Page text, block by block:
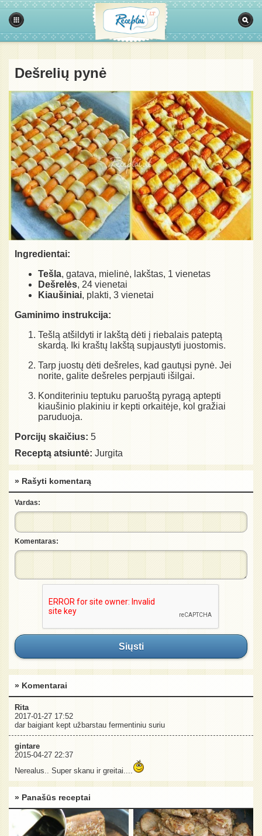
Dešrelių pynė
Ingredientai:
Tešla, gatava, mielinė, lakštas, 1 vienetas
Dešrelės, 24 vienetai
Kiaušiniai, plakti, 3 vienetai
Gaminimo instrukcija:
Tešlą atšildyti ir lakštą dėti į riebalais pateptą
skardą. Iki kraštų lakštą supjaustyti juostomis.
Tarp juostų dėti dešreles, kad gautųsi pynė. Jei
norite, galite dešreles perpjauti išilgai.
Konditeriniu teptuku paruoštą pyragą aptepti
kiaušinio plakiniu ir kepti orkaitėje, kol gražiai
paruduoja.
Porcijų skaičius: 5
Receptą atsiuntė: Jurgita
» Rašyti komentarą
Vardas:
Komentaras:
Siųsti
» Komentarai
Rita
2017-01-27 17:52
dar baigiant kept užbarstau fermentiniu suriu
gintare
2015-04-27 22:37
Nerealus.. Super skanu ir greitai....
» Panašūs receptai